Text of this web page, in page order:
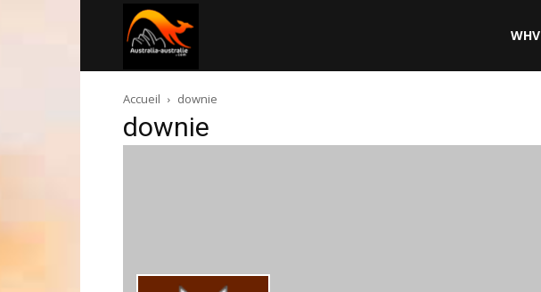
australie.com
WHV
Accueil downie
downie